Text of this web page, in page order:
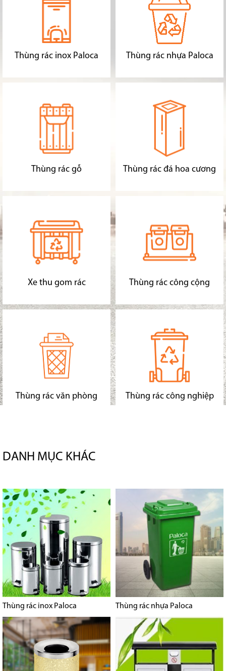
Thùng rác inox Paloca Thùng rác nhựa Paloca
Thùng rác gỗ Thùng rác đá hoa cương
Xe thu gom rác Thùng rác công cộng
Thùng rác văn phòng Thùng rác công nghiệp
DANH MỤC KHÁC
Thùng rác inox Paloca Thùng rác nhựa Paloca